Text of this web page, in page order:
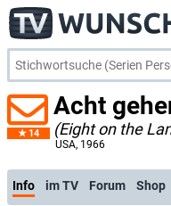
14
Acht
(Eight on the
USA, 1966
Info im TV Forum Shop